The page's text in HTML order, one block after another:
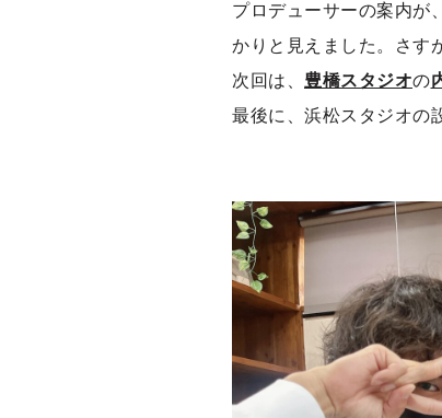
プロデューサーの案内が
かりと見えました。さす
次回は、 豊橋スタジオの
最後に、浜松スタジオの